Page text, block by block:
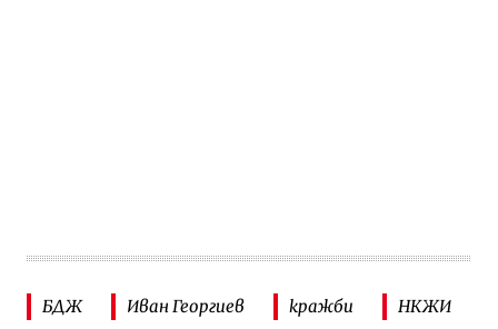
БДЖ Иван Георгиев кражби НКЖИ